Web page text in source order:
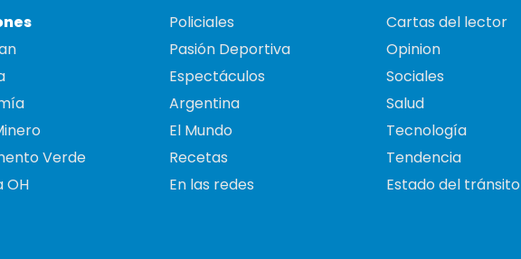
Verde
OH
Policiales
Pasión Deportiva
Espectáculos
Argentina
El Mundo
Recetas
En las redes
Cartas del lector
Opinion
Sociales
Salud
Tecnología
Tendencia
Estado del tránsito